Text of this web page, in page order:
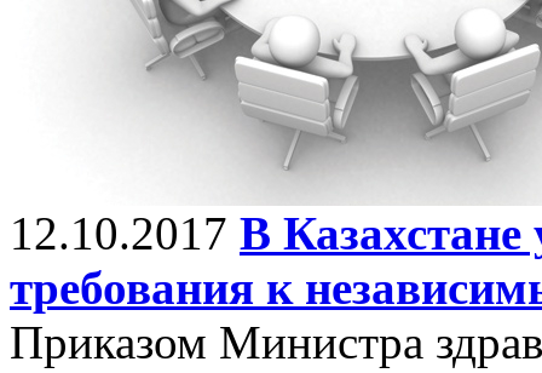
12.10.2017 В
требования к
Приказом Министра